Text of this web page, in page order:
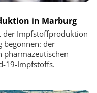
in Marburg
der Impfstoffproduktion
begonnen: der
pharmazeutischen
19-Impfstoffs.